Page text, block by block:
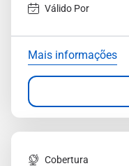
Válido Por
Mais informações
Cobertura